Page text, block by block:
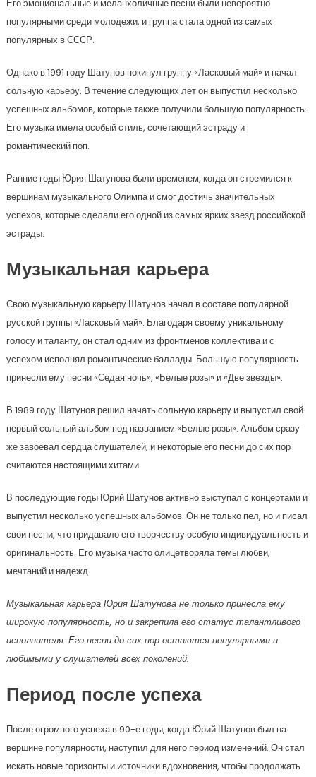
Его эмоциональные и меланхоличные песни были невероятно
популярными среди молодежи, и группа стала одной из самых
популярных в СССР.
Однако в 1991 году Шатунов покинул группу «Ласковый май» и начал
сольную карьеру. В течение следующих лет он выпустил несколько
успешных альбомов, которые также получили большую популярность.
Его музыка имела особый стиль, сочетающий эстраду и
романтический поп.
Ранние годы Юрия Шатунова были временем, когда он стремился к
вершинам музыкального Олимпа и смог достичь значительных
успехов, которые сделали его одной из самых ярких звезд российской
эстрады.
Музыкальная карьера
Свою музыкальную карьеру Шатунов начал в составе популярной
русской группы «Ласковый май». Благодаря своему уникальному
голосу и таланту, он стал одним из фронтменов коллектива и с
успехом исполнял романтические баллады. Большую популярность
принесли ему песни «Седая ночь», «Белые розы» и «Две звезды».
В 1989 году Шатунов решил начать сольную карьеру и выпустил свой
первый сольный альбом под названием «Белые розы». Альбом сразу
же завоевал сердца слушателей, и некоторые его песни до сих пор
считаются настоящими хитами.
В последующие годы Юрий Шатунов активно выступал с концертами и
выпустил несколько успешных альбомов. Он не только пел, но и писал
свои песни, что придавало его творчеству особую индивидуальность и
оригинальность. Его музыка часто олицетворяла темы любви,
мечтаний и надежд.
Музыкальная карьера Юрия Шатунова не только принесла ему
широкую популярность, но и закрепила его статус талантливого
исполнителя. Его песни до сих пор остаются популярными и
любимыми у слушателей всех поколений.
Период после успеха
После огромного успеха в 90-е годы, когда Юрий Шатунов был на
вершине популярности, наступил для него период изменений. Он стал
искать новые горизонты и источники вдохновения, чтобы продолжать